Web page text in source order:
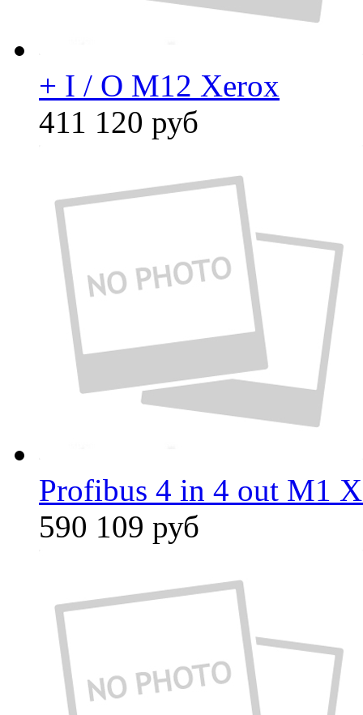
+ I / O M12 Xerox
411 120 руб
Profibus 4 in 4 out M1
590 109 руб